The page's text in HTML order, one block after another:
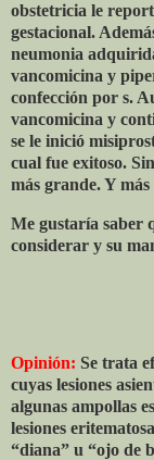
obstetricia le
gestacional.
neumonia
vancomicina y
confección por s.
vancomicina y
se le inició
cual fue exitoso.
más grande. Y
Me gustaría saber
considerar y su
Opinión: Se trata
cuyas lesiones
algunas ampollas
lesiones
“diana” u “ojo de